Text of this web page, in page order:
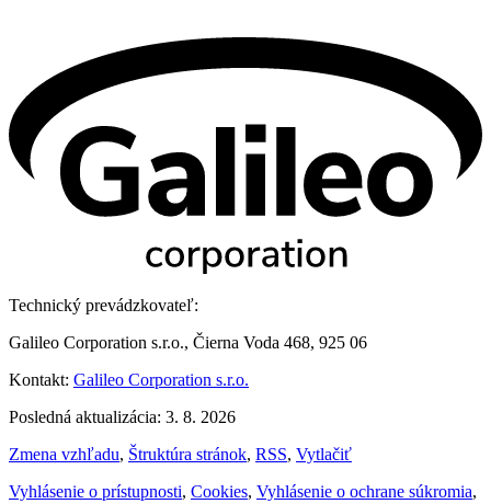
Technický prevádzkovateľ:
Galileo Corporation s.r.o., Čierna Voda 468, 925 06
Kontakt: Galileo Corporation s.r.o.
Posledná aktualizácia: 3. 8. 2026
Zmena vzhľadu, Štruktúra stránok, RSS, Vytlačiť
Vyhlásenie o prístupnosti, Cookies, Vyhlásenie o ochrane súkromia,